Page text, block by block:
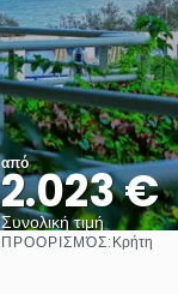
από
2.023 €
Συνολική τιμή
Βλέπω
ΠΡΟΟΡΙΣΜΌΣ:Κρήτη